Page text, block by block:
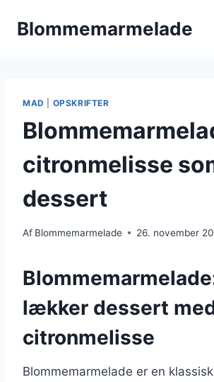
Blommemarmelade
MAD OPSKRIFTER
citronmelisse
dessert
Af Blommemarmelade 26. november
lækker dessert
citronmelisse
Blommemarmelade er en